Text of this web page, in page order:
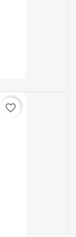
favorite_border